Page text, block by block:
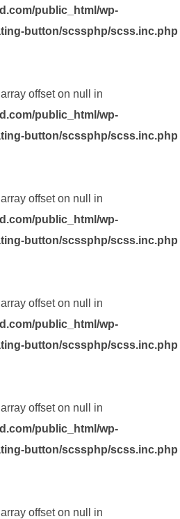
public_html/wp-
button/scssphp/scss.inc.php
offset on null in
public_html/wp-
button/scssphp/scss.inc.php
offset on null in
public_html/wp-
button/scssphp/scss.inc.php
offset on null in
public_html/wp-
button/scssphp/scss.inc.php
offset on null in
public_html/wp-
button/scssphp/scss.inc.php
offset on null in